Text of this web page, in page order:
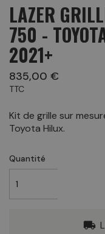
LAZER
750 -
2021+
835,00 €
TTC
Kit de grille sur
Toyota Hilux.
Quantité
local_shipping